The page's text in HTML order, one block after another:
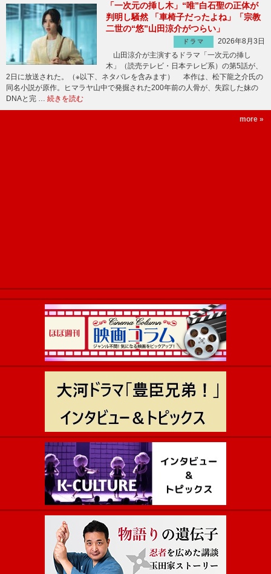
「一次元の挿し木」“唯”白石聖の正体が
判明し騒然 「車椅子だったよね」「宗教
二世の“悠”山田涼介がつらい」
ドラマ
2026年8月3日
山田涼介が主演するドラマ「一次元の挿し
木」（読売テレビ・日本テレビ系）の第5話が、
2日に放送された。（※以下、ネタバレを含みます） 本作は、松下龍之介氏の
同名小説が原作。ヒマラヤ山中で発掘された200年前の人骨が、失踪した妹の
DNAと完 … 続きを読む
more »